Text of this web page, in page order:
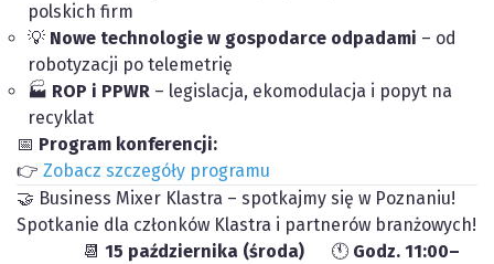
polskich firm
💡 Nowe technologie w gospodarce odpadami – od
robotyzacji po telemetrię
🏭 ROP i PPWR – legislacja, ekomodulacja i popyt na
recyklat
📅 Program konferencji:
👉 Zobacz szczegóły programu
🤝 Business Mixer Klastra – spotkajmy się w Poznaniu!
Spotkanie dla członków Klastra i partnerów branżowych!
📆 15 października (środa) 🕚 Godz. 11:00–